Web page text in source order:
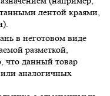
лентой краями,
в неготовом виде
разметкой,
что данный товар
аналогичных